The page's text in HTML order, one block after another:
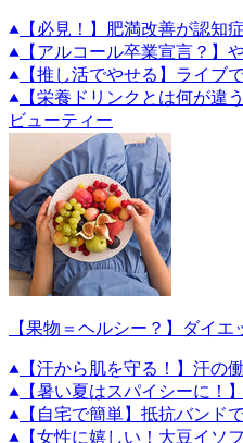
【必見！】肥満改善が認知
【アルコール卒業宣言？】
【推し活でやせる】ライブ
【栄養ドリンクとは何が違
ビューティー
【果物＝ヘルシー？】ダイ
【汗から肌を守る！】汗の
【暑い夏はスパイシーに！
【自宅で簡単】抵抗バンド
【女性に嬉しい！大豆イソ